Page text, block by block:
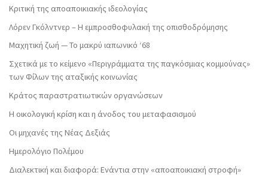
Κριτική της αποαποικιακής ιδεολογίας
Λόρεν Γκόλντνερ – Η εμπροσθοφυλακή της οπισθοδρόμησης
Μαχητική ζωή — Το μακρύ ιαπωνικό ‘68
Σχετικά με το κείμενο «Περιγράμματα της παγκόσμιας κομμούνας»
των Φίλων της αταξικής κοινωνίας
Κράτος παραστρατιωτικών οργανώσεων
Η οικολογική κρίση και η άνοδος του μεταφασισμού
Οι μηχανές της Νέας Δεξιάς
Ημερολόγιο Πολέμου
Διαλεκτική και διαφορά: Ενάντια στην «αποαποικιακή στροφή»